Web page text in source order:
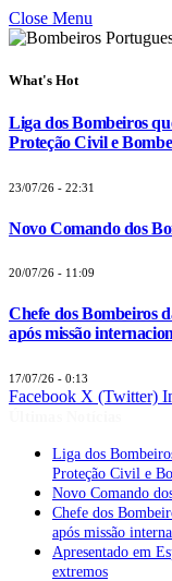
Close Menu
What's Hot
Liga dos Bombeiros
Proteção Civil e
23/07/26 - 22:31
Novo Comando dos
20/07/26 - 11:09
Chefe dos Bombeiros
após missão
17/07/26 - 0:13
Facebook X (Twitter)
Liga dos
Proteção Civil e
Novo Comando
Chefe dos
após missão
Apresentado em
extremos